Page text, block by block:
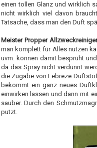
einen tollen Glanz und wirklich
nicht wirklich viel davon
Tatsache, dass man den Duft
Meister Propper
man komplett für Alles nutzen
uvm. können damit besprüht
da das Spray nicht verdünnt
die Zugabe von Febreze
bekommt ein ganz neues
einwirken lassen und dann mit
sauber. Durch den
putzt.